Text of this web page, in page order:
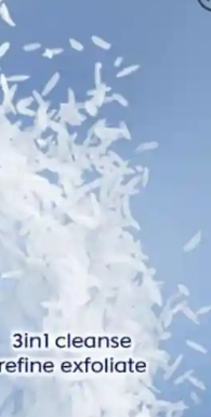
August 2021
July 2021
June 2021
May 2021
April 2021
March 2021
February 2021
January 2021
December 2020
November 2020
October 2020